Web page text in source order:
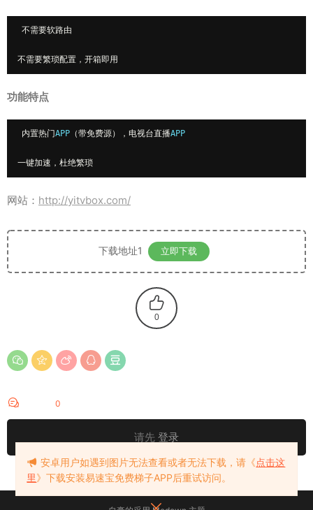
不需要软路由
不需要繁琐配置，开箱即用
功能特点
内置热门APP （带免费源），电视台直播APP
一键加速，杜绝繁琐
网站： http://yitvbox.com/
下载地址1 立即下载
0
0
请先 登录
安卓用户如遇到图片无法查看或者无法下载，请《点击这
里》下载安装易速宝免费梯子APP后重试访问。